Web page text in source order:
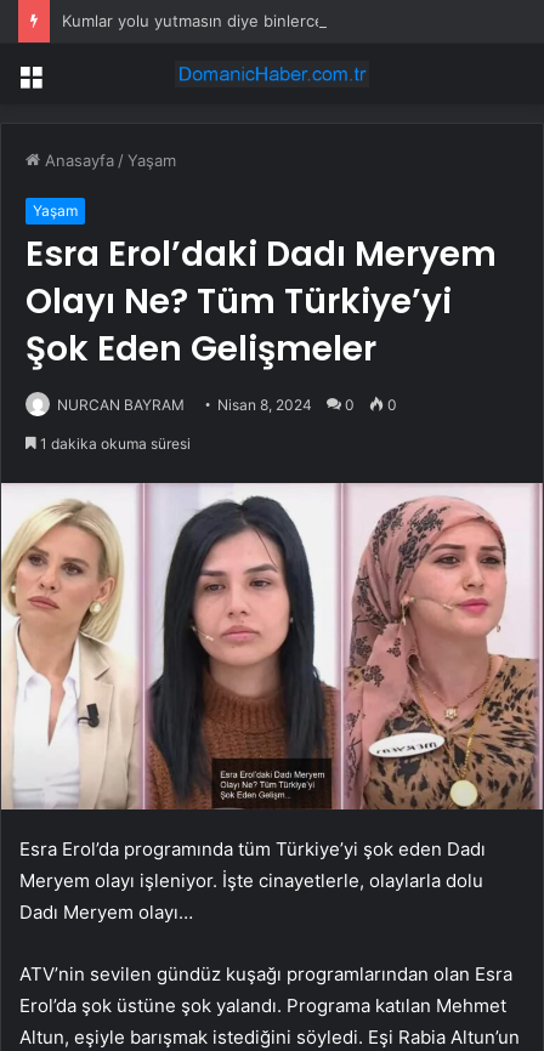
Kumlar yolu yutmasın diye binlerce ağaç diktiler
Menü
Anasayfa /Yaşam
Yaşam
Esra Erol’daki Dadı Meryem
Olayı Ne? Tüm Türkiye’yi
Şok Eden Gelişmeler
NURCAN BAYRAM Nisan 8, 2024 0 0
1 dakika okuma süresi
Esra Erol’da programında tüm Türkiye’yi şok eden Dadı
Meryem olayı işleniyor. İşte cinayetlerle, olaylarla dolu
Dadı Meryem olayı…
ATV’nin sevilen gündüz kuşağı programlarından olan Esra
Erol’da şok üstüne şok yalandı. Programa katılan Mehmet
Altun, eşiyle barışmak istediğini söyledi. Eşi Rabia Altun’un